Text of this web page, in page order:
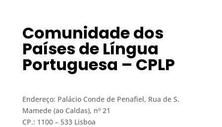
Comunidade dos
Países de Língua
Portuguesa – CPLP
Endereço: Palácio Conde de Penafiel, Rua de S.
Mamede (ao Caldas), nº 21
CP.: 1100 – 533 Lisboa